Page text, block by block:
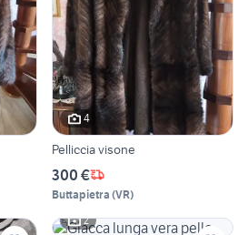
4
Pelliccia visone
300 €
Buttapietra (VR)
2